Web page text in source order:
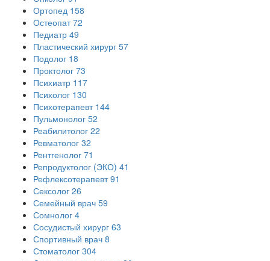
Ортопед 158
Остеопат 72
Педиатр 49
Пластический хирург 57
Подолог 18
Проктолог 73
Психиатр 117
Психолог 130
Психотерапевт 144
Пульмонолог 52
Реабилитолог 22
Ревматолог 32
Рентгенолог 71
Репродуктолог (ЭКО) 41
Рефлексотерапевт 91
Сексолог 26
Семейный врач 59
Сомнолог 4
Сосудистый хирург 63
Спортивный врач 8
Стоматолог 304